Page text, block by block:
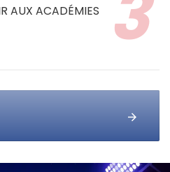
AUX ACADÉMIES